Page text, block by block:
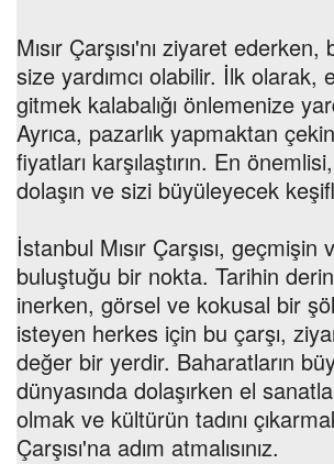
Mısır Çarşısı'nı ziyaret ederken,
size yardımcı olabilir. İlk olarak,
gitmek kalabalığı önlemenize
Ayrıca, pazarlık yapmaktan
fiyatları karşılaştırın. En
dolaşın ve sizi büyüleyecek
İstanbul Mısır Çarşısı, geçmişin
buluştuğu bir nokta. Tarihin
inerken, görsel ve kokusal bir
isteyen herkes için bu çarşı,
değer bir yerdir. Baharatların
dünyasında dolaşırken el
olmak ve kültürün tadını
Çarşısı'na adım atmalısınız.